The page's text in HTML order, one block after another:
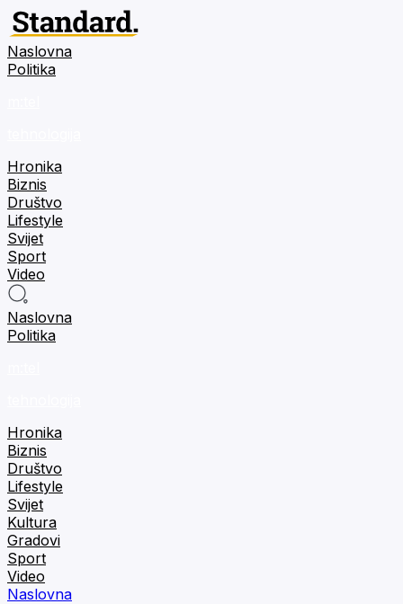
Naslovna
Politika
Hronika
Biznis
Društvo
Lifestyle
Svijet
Sport
Video
Naslovna
Politika
Hronika
Biznis
Društvo
Lifestyle
Svijet
Kultura
Gradovi
Sport
Video
Naslovna